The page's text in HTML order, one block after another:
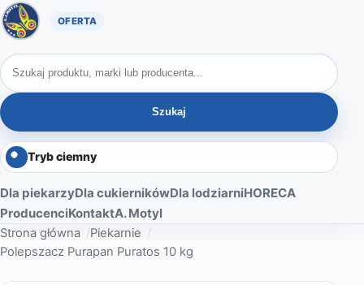
Oferta A. Motyl
Szukaj produktów
Szukaj
Tryb ciemny
Dla piekarzyDla cukiernikówDla lodziarniHORECA
ProducenciKontaktA. Motyl
Strona główna
Piekarnie
Polepszacz Purapan Puratos 10 kg